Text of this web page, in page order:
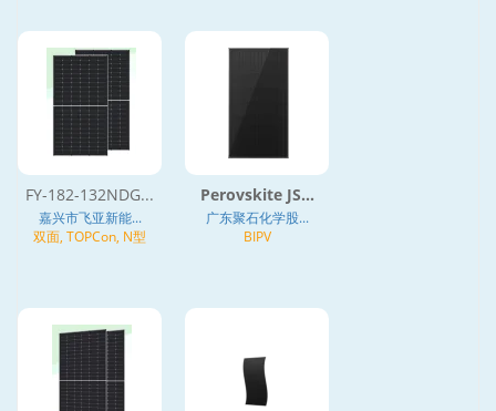
FY-182-132NDG...
嘉兴市飞亚新能...
双面, TOPCon, N型
Perovskite JS...
广东聚石化学股...
BIPV